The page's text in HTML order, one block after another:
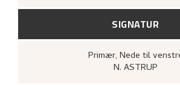
SIGNATUR
Primær, Nede til
N. ASTRUP